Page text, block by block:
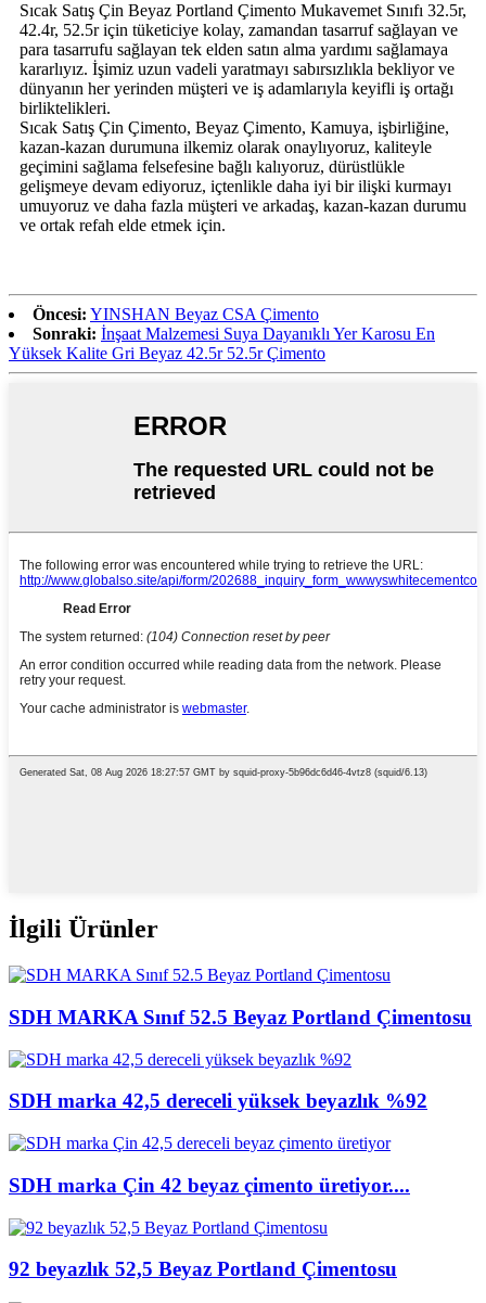
Sıcak Satış Çin Beyaz Portland Çimento Mukavemet Sınıfı 32.5r,
42.4r, 52.5r için tüketiciye kolay, zamandan tasarruf sağlayan ve
para tasarrufu sağlayan tek elden satın alma yardımı sağlamaya
kararlıyız. İşimiz uzun vadeli yaratmayı sabırsızlıkla bekliyor ve
dünyanın her yerinden müşteri ve iş adamlarıyla keyifli iş ortağı
birliktelikleri.
Sıcak Satış Çin Çimento, Beyaz Çimento, Kamuya, işbirliğine,
kazan-kazan durumuna ilkemiz olarak onaylıyoruz, kaliteyle
geçimini sağlama felsefesine bağlı kalıyoruz, dürüstlükle
gelişmeye devam ediyoruz, içtenlikle daha iyi bir ilişki kurmayı
umuyoruz ve daha fazla müşteri ve arkadaş, kazan-kazan durumu
ve ortak refah elde etmek için.
Öncesi: YINSHAN Beyaz CSA Çimento
Sonraki: İnşaat Malzemesi Suya Dayanıklı Yer Karosu En
Yüksek Kalite Gri Beyaz 42.5r 52.5r Çimento
İlgili Ürünler
SDH MARKA Sınıf 52.5 Beyaz Portland Çimentosu
SDH marka 42,5 dereceli yüksek beyazlık %92
SDH marka Çin 42 beyaz çimento üretiyor....
92 beyazlık 52,5 Beyaz Portland Çimentosu